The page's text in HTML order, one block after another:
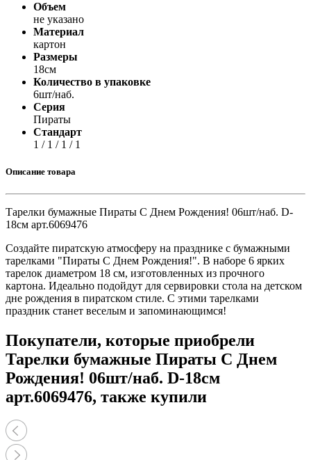
Объем
не указано
Материал
картон
Размеры
18см
Количество в упаковке
6шт/наб.
Серия
Пираты
Стандарт
1 / 1 / 1 / 1
Описание товара
Тарелки бумажные Пираты С Днем Рождения! 06шт/наб. D-
18см арт.6069476
Создайте пиратскую атмосферу на празднике с бумажными
тарелками "Пираты С Днем Рождения!". В наборе 6 ярких
тарелок диаметром 18 см, изготовленных из прочного
картона. Идеально подойдут для сервировки стола на детском
дне рождения в пиратском стиле. С этими тарелками
праздник станет веселым и запоминающимся!
Покупатели, которые приобрели
Тарелки бумажные Пираты С Днем
Рождения! 06шт/наб. D-18см
арт.6069476, также купили